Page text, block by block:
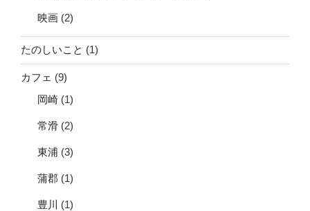
映画 (2)
たのしいこと (1)
カフェ (9)
岡崎 (1)
常滑 (2)
東浦 (3)
蒲郡 (1)
豊川 (1)